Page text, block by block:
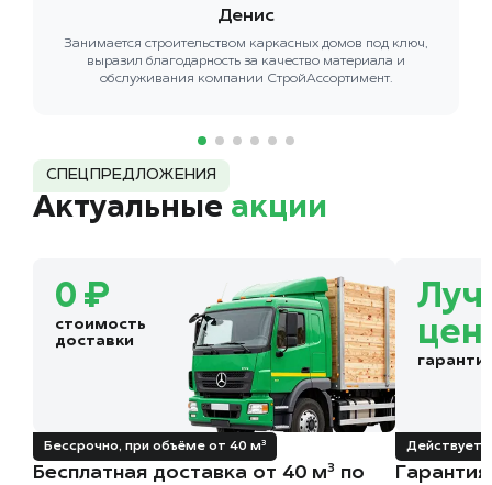
Денис
Занимается строительством каркасных домов под ключ,
выразил благодарность за качество материала и
обслуживания компании СтройАссортимент.
СПЕЦПРЕДЛОЖЕНИЯ
Актуальные акции
0 ₽
стоимость
доставки
Бессрочно, при объёме от 40 м³
Бесплатная доставка от 40 м³ по
Действует